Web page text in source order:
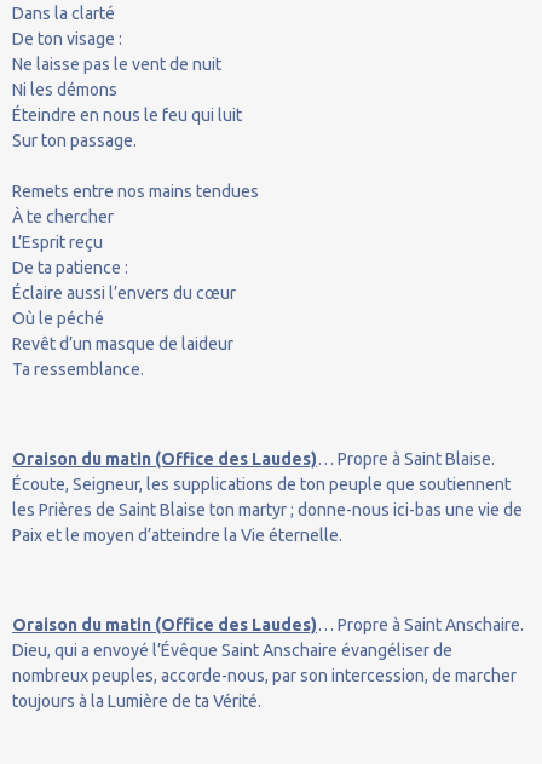
Dans la clarté
De ton visage :
Ne laisse pas le vent de nuit
Ni les démons
Éteindre en nous le feu qui luit
Sur ton passage.
Remets entre nos mains tendues
À te chercher
L’Esprit reçu
De ta patience :
Éclaire aussi l’envers du cœur
Où le péché
Revêt d’un masque de laideur
Ta ressemblance.
Oraison du matin (Office des Laudes)… Propre à Saint Blaise.
Écoute, Seigneur, les supplications de ton peuple que soutiennent
les Prières de Saint Blaise ton martyr ; donne-nous ici-bas une vie de
Paix et le moyen d’atteindre la Vie éternelle.
Oraison du matin (Office des Laudes)… Propre à Saint Anschaire.
Dieu, qui a envoyé l’Évêque Saint Anschaire évangéliser de
nombreux peuples, accorde-nous, par son intercession, de marcher
toujours à la Lumière de ta Vérité.